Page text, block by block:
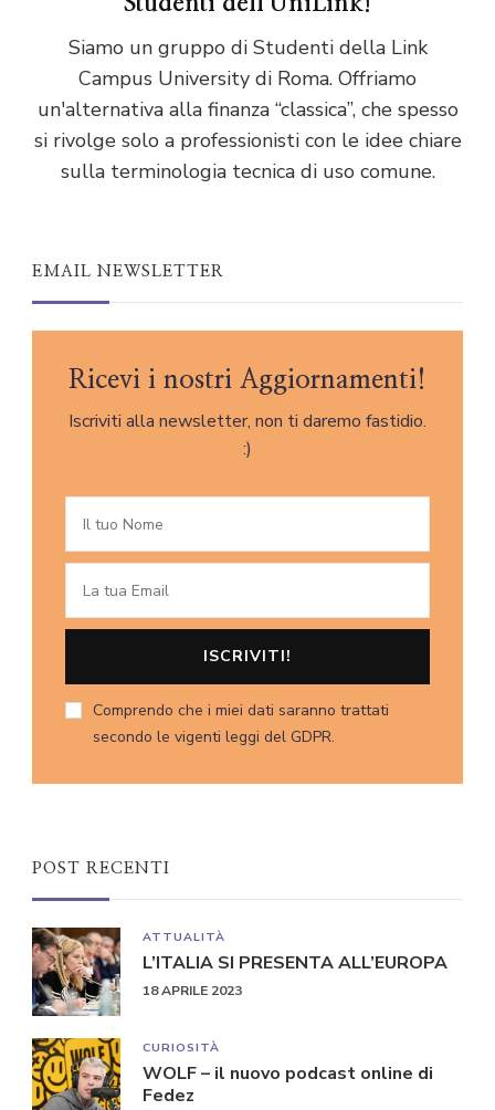
Siamo un gruppo di Studenti della Link
Campus University di Roma. Offriamo
un'alternativa alla finanza “classica”, che spesso
si rivolge solo a professionisti con le idee chiare
sulla terminologia tecnica di uso comune.
EMAIL NEWSLETTER
Ricevi i nostri Aggiornamenti!
Iscriviti alla newsletter, non ti daremo fastidio.
:)
Comprendo che i miei dati saranno trattati
secondo le vigenti leggi del GDPR.
POST RECENTI
ATTUALITÀ
L’ITALIA SI PRESENTA ALL’EUROPA
18 APRILE 2023
CURIOSITÀ
WOLF – il nuovo podcast online di
Fedez